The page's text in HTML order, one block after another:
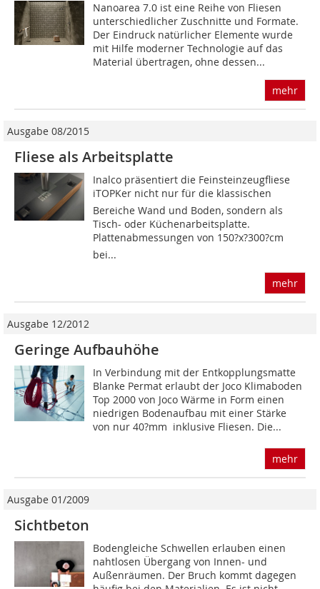
Nanoarea 7.0 ist eine Reihe von Fliesen
unterschiedlicher Zuschnitte und Formate.
Der Eindruck natürlicher Elemente wurde
mit Hilfe moderner Technologie auf das
Material übertragen, ohne dessen...
mehr
Ausgabe 08/2015
Fliese als Arbeitsplatte
Inalco präsentiert die Feinsteinzeugfliese
iTOPKer nicht nur für die klassischen
Bereiche Wand und Boden, sondern als
Tisch- oder Küchenarbeitsplatte.
Plattenabmessungen von 150?x?300?cm 
bei...
mehr
Ausgabe 12/2012
Geringe Aufbauhöhe
In Verbindung mit der Entkopplungsmatte
Blanke Permat erlaubt der Joco Klimaboden
Top 2000 von Joco Wärme in Form einen
niedrigen Bodenaufbau mit einer Stärke
von nur 40?mm  inklusive Fliesen. Die...
mehr
Ausgabe 01/2009
Sichtbeton
Bodengleiche Schwellen erlauben einen
nahtlosen Übergang von Innen- und
Außenräumen. Der Bruch kommt dagegen